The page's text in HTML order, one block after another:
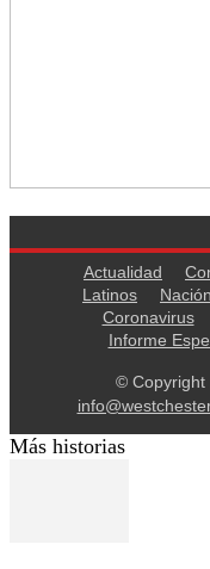
Actualidad
Latinos
Nación
Coronavirus
Informe
© Copyright
Más historias